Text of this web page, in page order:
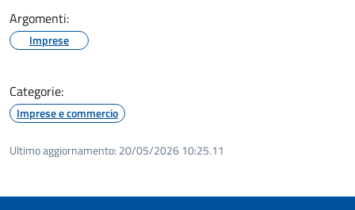
Argomenti:
Imprese
Categorie:
Imprese e commercio
Ultimo aggiornamento: 20/05/2026 10:25.11